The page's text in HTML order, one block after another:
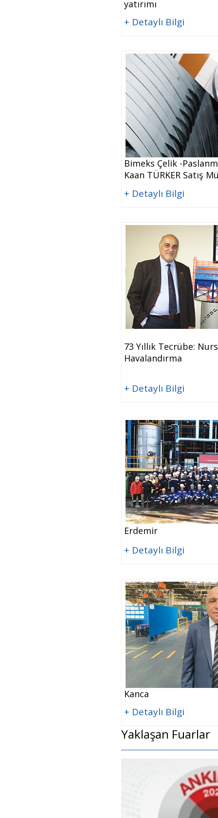
yatırımı
+ Detaylı Bilgi
Bimeks Çelik -
Kaan TÜRKER Satış
+ Detaylı Bilgi
73 Yıllık Tecrübe:
Havalandırma
+ Detaylı Bilgi
Erdemir
+ Detaylı Bilgi
Kanca
+ Detaylı Bilgi
Yaklaşan Fuarlar